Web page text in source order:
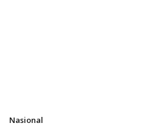
Nasional